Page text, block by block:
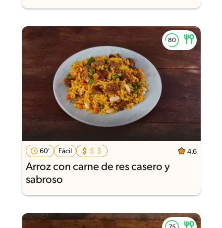
60' Fácil 4.6
Arroz con carne de res casero y
sabroso